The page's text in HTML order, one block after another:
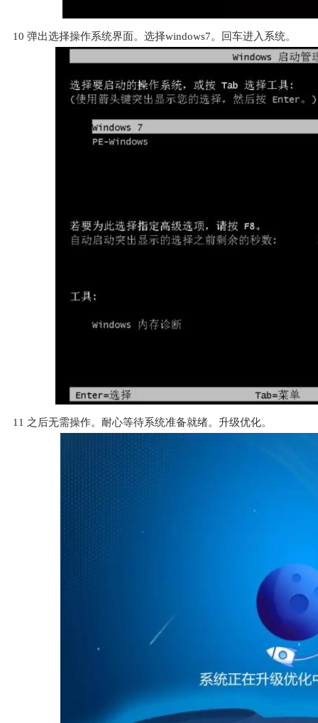
10 弹出选择操作系统界面。选择windows7。回车进入系统。
11 之后无需操作。耐心等待系统准备就绪。升级优化。